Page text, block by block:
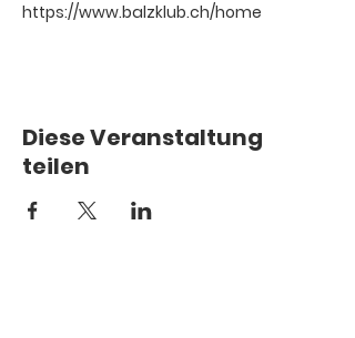
https://www.balzklub.ch/home
Diese Veranstaltung
teilen